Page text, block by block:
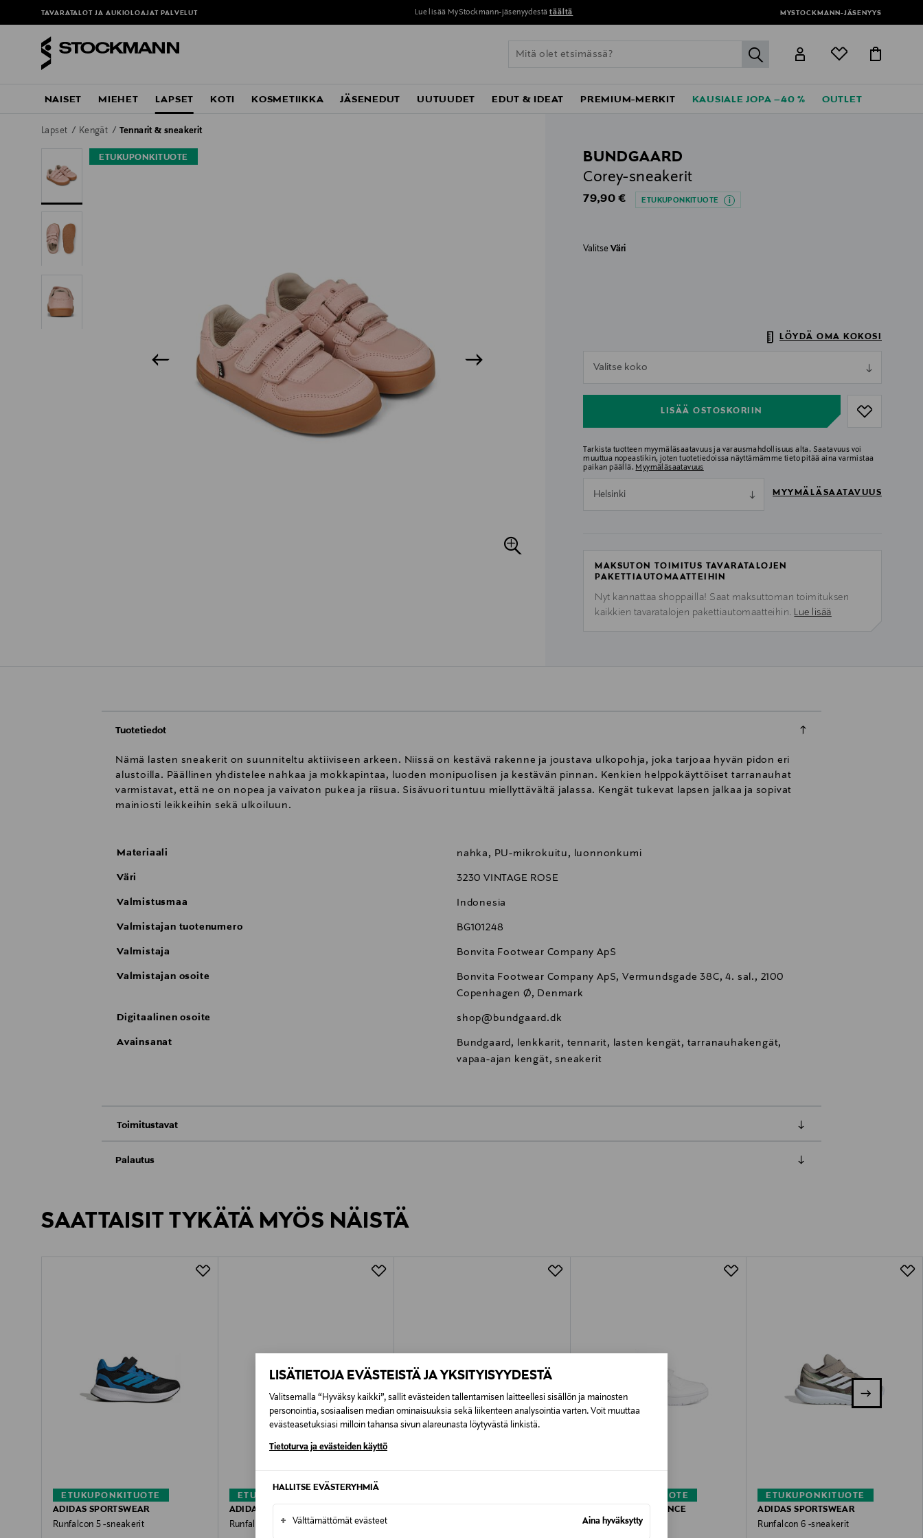
LISÄTIETOJA EVÄSTEISTÄ JA YKSITYISYYDESTÄ
Valitsemalla “Hyväksy kaikki”, sallit evästeiden tallentamisen laitteellesi sisällön ja mainosten
personointia, sosiaalisen median ominaisuuksia sekä liikenteen analysointia varten. Voit muuttaa
evästeasetuksiasi milloin tahansa sivun alareunasta löytyvästä linkistä.
Tietoturva ja evästeiden käyttö
HALLITSE EVÄSTERYHMIÄ
+ Välttämättömät evästeet Aina hyväksytty
TAVARATALOT JA AUKIOLOAJAT PALVELUT Lue lisää MyStockmann-jäsenyydestä täältä MYSTOCKMANN-JÄSENYYS
label.header.go
NAISET MIEHET LAPSET KOTI KOSMETIIKKA JÄSENEDUT UUTUUDET EDUT & IDEAT PREMIUM-MERKIT KAUSIALE JOPA –40 % OUTLET
Lapset Kengät Tennarit & sneakerit
ETUKUPONKITUOTE
BUNDGAARD
Corey-sneakerit
Original Price
79,90 € ETUKUPONKITUOTE
ValitseVäri
LÖYDÄ OMA KOKOSI
Valitse koko
LISÄÄ OSTOSKORIIN
Tarkista tuotteen myymäläsaatavuus ja varausmahdollisuus alta. Saatavuus voi
muuttua nopeastikin, joten tuotetiedoissa näyttämämme tieto pitää aina varmistaa
paikan päällä. Myymäläsaatavuus
Helsinki MYYMÄLÄSAATAVUUS
MAKSUTON TOIMITUS TAVARATALOJEN
PAKETTIAUTOMAATTEIHIN
Nyt kannattaa shoppailla! Saat maksuttoman toimituksen
kaikkien tavaratalojen pakettiautomaatteihin. Lue lisää
Tuotetiedot
Nämä lasten sneakerit on suunniteltu aktiiviseen arkeen. Niissä on kestävä rakenne ja joustava ulkopohja, joka tarjoaa hyvän pidon eri
alustoilla. Päällinen yhdistelee nahkaa ja mokkapintaa, luoden monipuolisen ja kestävän pinnan. Kenkien helppokäyttöiset tarranauhat
varmistavat, että ne on nopea ja vaivaton pukea ja riisua. Sisävuori tuntuu miellyttävältä jalassa. Kengät tukevat lapsen jalkaa ja sopivat
mainiosti leikkeihin sekä ulkoiluun.
Materiaali nahka, PU-mikrokuitu, luonnonkumi
Väri 3230 VINTAGE ROSE
Valmistusmaa Indonesia
Valmistajan tuotenumero BG101248
Valmistaja Bonvita Footwear Company ApS
Valmistajan osoite
Bonvita Footwear Company ApS, Vermundsgade 38C, 4. sal., 2100
Copenhagen Ø, Denmark
Digitaalinen osoite shop@bundgaard.dk
Avainsanat
Bundgaard, lenkkarit, tennarit, lasten kengät, tarranauhakengät,
vapaa-ajan kengät, sneakerit
Toimitustavat
Kotiinkuljetus
Pikatoimitus Wolt Alk. 6,90 €, kun toimitus on saatavilla valittuun osoitteeseen.
Palautus
LUE TARKEMMAT PALAUTUSOHJEET
SAATTAISIT TYKÄTÄ MYÖS NÄISTÄ
ETUKUPONKITUOTE
ADIDAS SPORTSWEAR
Runfalcon 5 -sneakerit
ETUKUPONKITUOTE
ADIDAS SPORTSWEAR
Runfalcon 5 -sneakerit
ETUKUPONKITUOTE
ADIDAS PERFORMANCE
Hoops 3.0 -sneakerit
ETUKUPONKITUOTE
ADIDAS SPORTSWEAR
Runfalcon 6 -sneakerit